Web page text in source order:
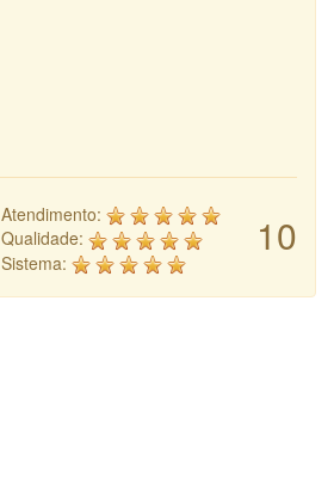
10
Atendimento:
Qualidade:
Sistema: